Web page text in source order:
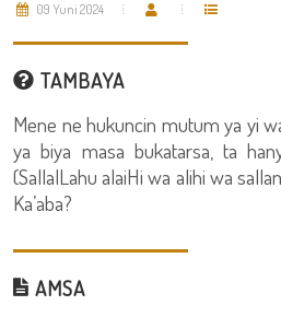
09 Yuni 2024
TAMBAYA
Mene ne hukuncin mutum ya yi
ya biya masa bukatarsa, ta
(SallalLahu alaiHi wa alihi wa
Ka’aba?
AMSA